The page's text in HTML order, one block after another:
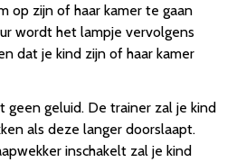
op zijn of haar kamer te gaan
wordt het lampje vervolgens
dat je kind zijn of haar kamer
geen geluid. De trainer zal je kind
als deze langer doorslaapt.
inschakelt zal je kind